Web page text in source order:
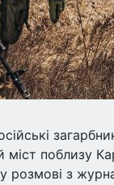
поблизу
розмові з